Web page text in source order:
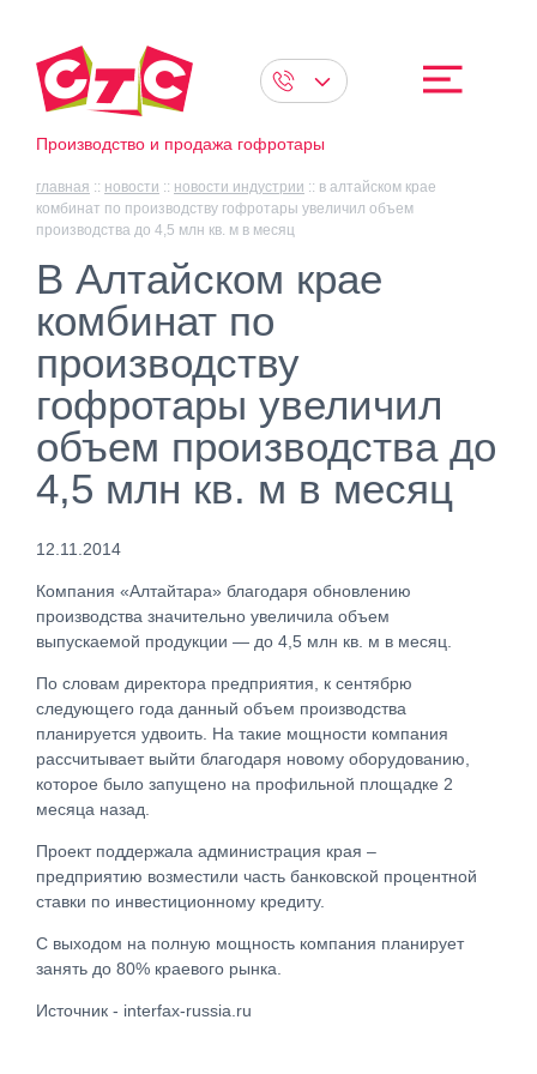
Производство и продажа гофротары
главная :: новости :: новости индустрии :: в алтайском крае
комбинат по производству гофротары увеличил объем
производства до 4,5 млн кв. м в месяц
В Алтайском крае
комбинат по
производству
гофротары увеличил
объем производства до
4,5 млн кв. м в месяц
12.11.2014
Компания «Алтайтара» благодаря обновлению
производства значительно увеличила объем
выпускаемой продукции — до 4,5 млн кв. м в месяц.
По словам директора предприятия, к сентябрю
следующего года данный объем производства
планируется удвоить. На такие мощности компания
рассчитывает выйти благодаря новому оборудованию,
которое было запущено на профильной площадке 2
месяца назад.
Проект поддержала администрация края –
предприятию возместили часть банковской процентной
ставки по инвестиционному кредиту.
С выходом на полную мощность компания планирует
занять до 80% краевого рынка.
Источник - interfax-russia.ru